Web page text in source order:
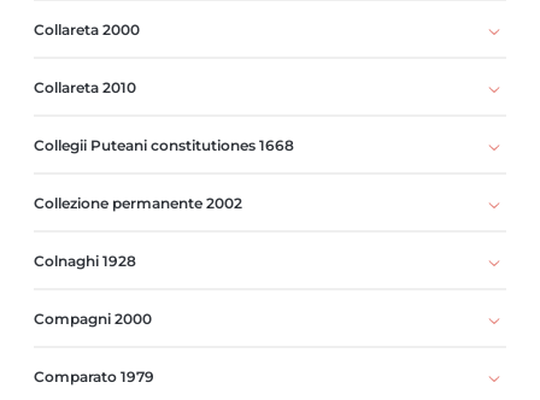
Collareta 2000
Collareta 2010
Collegii Puteani constitutiones 1668
Collezione permanente 2002
Colnaghi 1928
Compagni 2000
Comparato 1979